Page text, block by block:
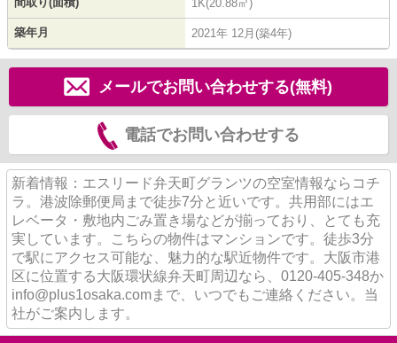
1K(20.88㎡)
築年月 2021年 12月(築4年)
メールでお問い合わせする(無料)
電話でお問い合わせする
新着情報：エスリード弁天町グランツの空室情報ならコチ
ラ。港波除郵便局まで徒歩7分と近いです。共用部にはエ
レベータ・敷地内ごみ置き場などが揃っており、とても充
実しています。こちらの物件はマンションです。徒歩3分
で駅にアクセス可能な、魅力的な駅近物件です。大阪市港
区に位置する大阪環状線弁天町周辺なら、0120-405-348か
info@plus1osaka.comまで、いつでもご連絡ください。当
社がご案内します。